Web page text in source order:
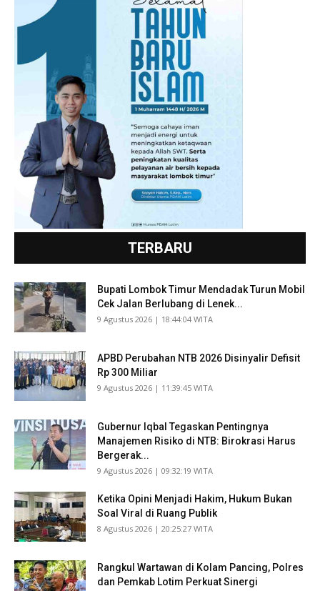
TERBARU
Bupati Lombok Timur Mendadak Turun Mobil
Cek Jalan Berlubang di Lenek...
​9 Agustus 2026 | 18:44:04 WITA
APBD Perubahan NTB 2026 Disinyalir Defisit
Rp 300 Miliar
​9 Agustus 2026 | 11:39:45 WITA
Gubernur Iqbal Tegaskan Pentingnya
Manajemen Risiko di NTB: Birokrasi Harus
Bergerak...
​9 Agustus 2026 | 09:32:19 WITA
Ketika Opini Menjadi Hakim, Hukum Bukan
Soal Viral di Ruang Publik
​8 Agustus 2026 | 20:25:27 WITA
Rangkul Wartawan di Kolam Pancing, Polres
dan Pemkab Lotim Perkuat Sinergi